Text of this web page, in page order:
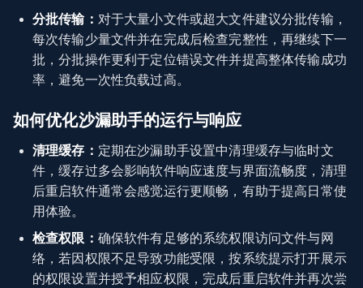
分批传输： 对于大量小文件或超大文件建议分批传输，
每次传输少量文件并在完成后检查完整性，再继续下一
批，分批操作更利于定位错误文件并提高整体传输成功
率，避免一次性负载过高。
如何优化沙漏助手的运行与响应
清理缓存： 定期在沙漏助手设置中清理缓存与临时文
件，缓存过多会影响软件响应速度与界面流畅度，清理
后重启软件通常会感觉运行更顺畅，有助于提高日常使
用体验。
检查权限： 确保软件有足够的系统权限访问文件与网
络，若因权限不足导致功能受限，按系统提示打开展示
的权限设置并授予相应权限，完成后重启软件并再次尝